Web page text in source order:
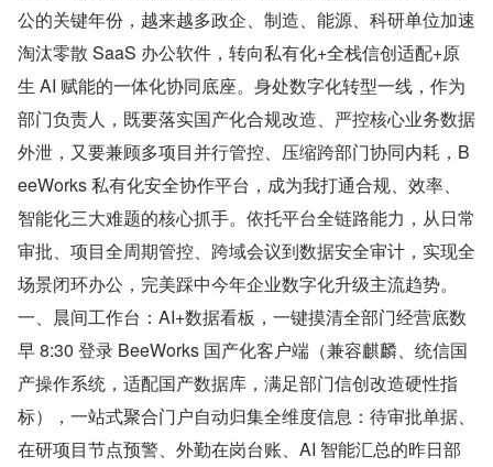
公的关键年份，越来越多政企、制造、能源、科研单位加速
淘汰零散 SaaS 办公软件，转向私有化+全栈信创适配+原
生 AI 赋能的一体化协同底座。身处数字化转型一线，作为
部门负责人，既要落实国产化合规改造、严控核心业务数据
外泄，又要兼顾多项目并行管控、压缩跨部门协同内耗，B
eeWorks 私有化安全协作平台，成为我打通合规、效率、
智能化三大难题的核心抓手。依托平台全链路能力，从日常
审批、项目全周期管控、跨域会议到数据安全审计，实现全
场景闭环办公，完美踩中今年企业数字化升级主流趋势。
一、晨间工作台：AI+数据看板，一键摸清全部门经营底数
早 8:30 登录 BeeWorks 国产化客户端（兼容麒麟、统信国
产操作系统，适配国产数据库，满足部门信创改造硬性指
标），一站式聚合门户自动归集全维度信息：待审批单据、
在研项目节点预警、外勤在岗台账、AI 智能汇总的昨日部